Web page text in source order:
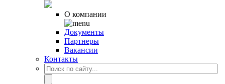
О компании
Документы
Партнеры
Вакансии
Контакты